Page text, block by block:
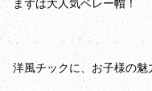
まずは大人気ベレー帽！
洋風チックに、お子様の